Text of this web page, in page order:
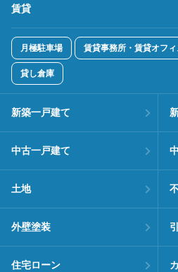
賃貸
月極駐車場 賃貸事務所・賃貸オフィ
貸し倉庫
新築一戸建て
中古一戸建て
土地
外壁塗装
住宅ローン